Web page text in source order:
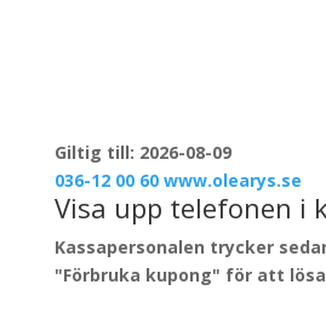
Giltig till: 2026-08-09
036-12 00 60 www.olearys.se
Visa upp telefonen i
Kassapersonalen trycker
"Förbruka kupong" för att